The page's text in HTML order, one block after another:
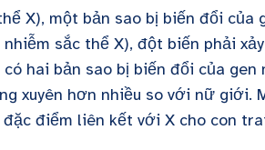
X), một bản sao bị biến đổi của
sắc thể X), đột biến phải
hai bản sao bị biến đổi của
xuyên hơn nhiều so với nữ giới.
điểm liên kết với X cho con